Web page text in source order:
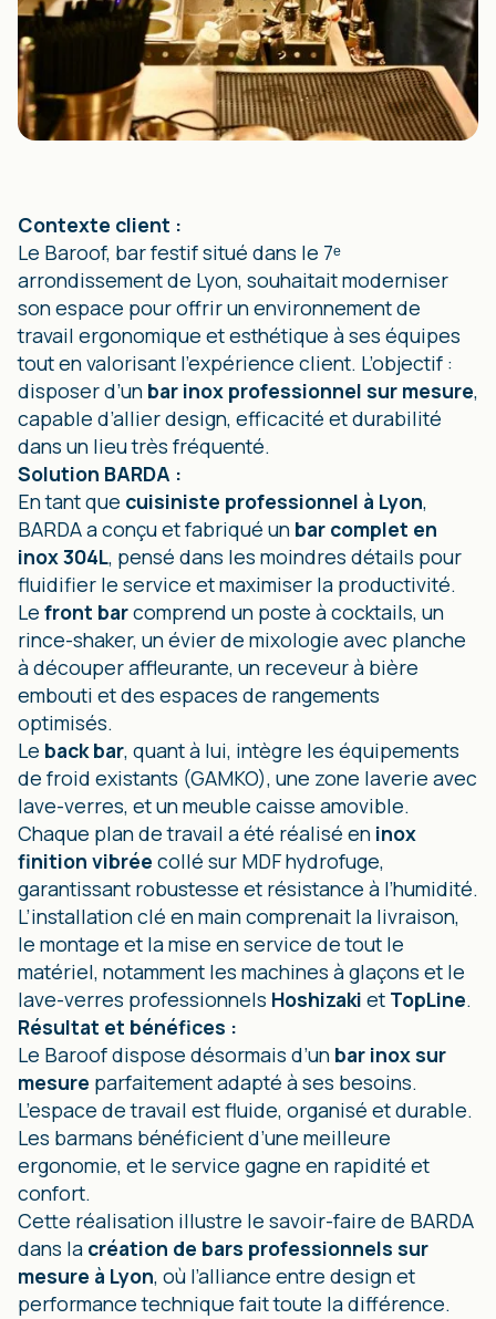
Contexte client :
Le Baroof, bar festif situé dans le 7ᵉ
arrondissement de Lyon, souhaitait moderniser
son espace pour offrir un environnement de
travail ergonomique et esthétique à ses équipes
tout en valorisant l’expérience client. L’objectif :
disposer d’un bar inox professionnel sur mesure,
capable d’allier design, efficacité et durabilité
dans un lieu très fréquenté.
Solution BARDA :
En tant que cuisiniste professionnel à Lyon,
BARDA a conçu et fabriqué un bar complet en
inox 304L, pensé dans les moindres détails pour
fluidifier le service et maximiser la productivité.
Le front barcomprend un poste à cocktails, un
rince-shaker, un évier de mixologie avec planche
à découper affleurante, un receveur à bière
embouti et des espaces de rangements
optimisés.
Le back bar, quant à lui, intègre les équipements
de froid existants (GAMKO), une zone laverie avec
lave-verres, et un meuble caisse amovible.
Chaque plan de travail a été réalisé en inox
finition vibrée collé sur MDF hydrofuge,
garantissant robustesse et résistance à l’humidité.
L’installation clé en main comprenait la livraison,
le montage et la mise en service de tout le
matériel, notamment les machines à glaçons et le
lave-verres professionnels Hoshizaki et TopLine.
Résultat et bénéfices :
Le Baroof dispose désormais d’un bar inox sur
mesure parfaitement adapté à ses besoins.
L’espace de travail est fluide, organisé et durable.
Les barmans bénéficient d’une meilleure
ergonomie, et le service gagne en rapidité et
confort.
Cette réalisation illustre le savoir-faire de BARDA
dans la création de bars professionnels sur
mesure à Lyon, où l’alliance entre design et
performance technique fait toute la différence.